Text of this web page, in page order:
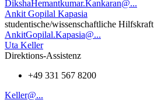
DikshaHemantkumar.Kankaran@...
Ankit Gopilal Kapasia
studentische/wissenschaftliche Hilfskraft
AnkitGopilal.Kapasia@...
Uta Keller
Direktions-Assistenz
+49 331 567 8200
Keller@...